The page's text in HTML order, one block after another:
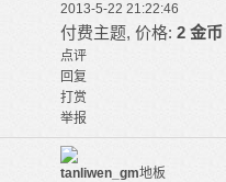
2013-5-22 21:22:46
付费主题, 价格: 2 金币
点评
回复
打赏
举报
tanliwen_gm地板